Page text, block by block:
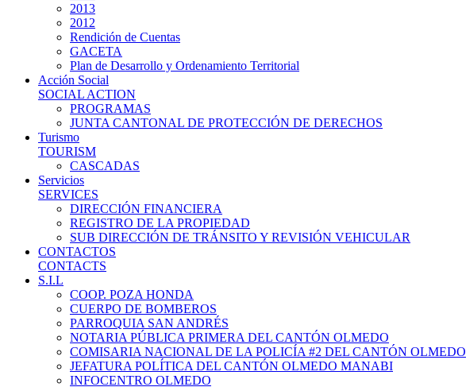
2013
2012
Rendición de Cuentas
GACETA
Plan de Desarrollo y Ordenamiento Territorial
Acción Social
SOCIAL ACTION
PROGRAMAS
JUNTA CANTONAL DE PROTECCIÓN DE DERECHOS
Turismo
TOURISM
CASCADAS
Servicios
SERVICES
DIRECCIÓN FINANCIERA
REGISTRO DE LA PROPIEDAD
SUB DIRECCIÓN DE TRÁNSITO Y REVISIÓN VEHICULAR
CONTACTOS
CONTACTS
S.I.L
COOP. POZA HONDA
CUERPO DE BOMBEROS
PARROQUIA SAN ANDRÉS
NOTARIA PÚBLICA PRIMERA DEL CANTÓN OLMEDO
COMISARIA NACIONAL DE LA POLICÍA #2 DEL CANTÓN OLMEDO
JEFATURA POLÍTICA DEL CANTÓN OLMEDO MANABI
INFOCENTRO OLMEDO